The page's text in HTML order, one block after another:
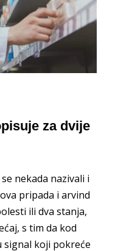
za dvije
nekada nazivali i
pripada i arvind
ili dva stanja,
s tim da kod
signal koji pokreće